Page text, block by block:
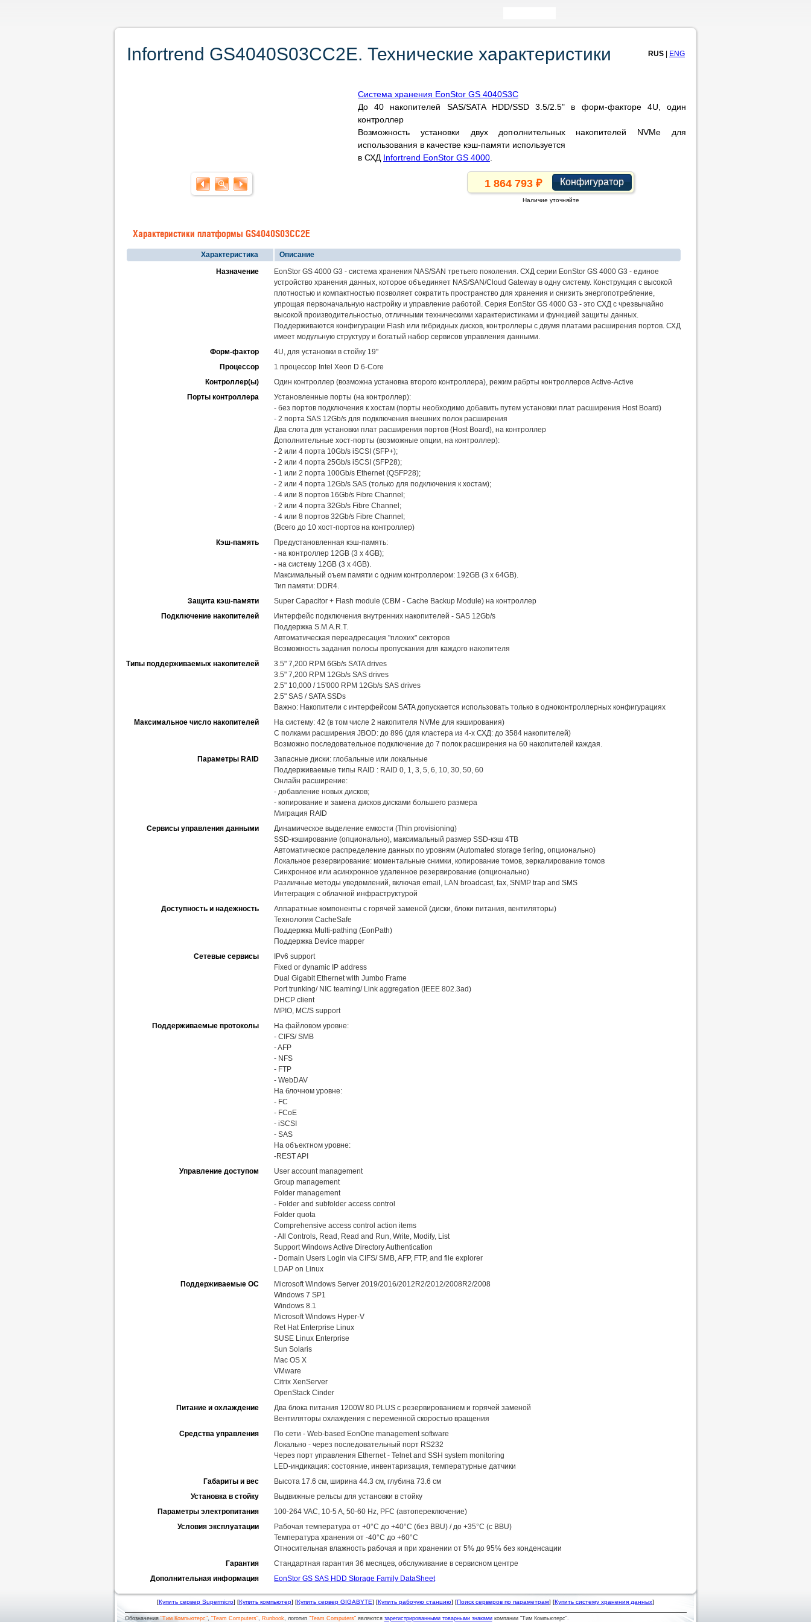
Infortrend GS4040S03CC2E. Технические характеристики RUS ENG
Система хранения EonStor GS 4040S3C
До 40 накопителей SAS/SATA HDD/SSD 3.5/2.5" в форм-факторе 4U, один
контроллер
Возможность установки двух дополнительных накопителей NVMe для
использования в качестве кэш-памяти используется
в СХД Infortrend EonStor GS 4000
Конфигуратор
Наличие уточняйте
Характеристики платформы GS4040S03CC2E
Характеристика
Описание
Назначение
EonStor GS 4000 G3 - система хранения NAS/SAN третьего поколения. СХД серии EonStor GS 4000 G3 - единое
устройство хранения данных, которое объединяет NAS/SAN/Cloud Gateway в одну систему. Конструкция с высокой
плотностью и компактностью позволяет сократить пространство для хранения и снизить энергопотребление,
упрощая первоначальную настройку и управление работой. Серия EonStor GS 4000 G3 - это СХД с чрезвычайно
высокой производительностью, отличными техническими характеристиками и функцией защиты данных.
Поддерживаются конфигурации Flash или гибридных дисков, контроллеры с двумя платами расширения портов. СХД
имеет модульную структуру и богатый набор сервисов управления данными.
Форм-фактор
4U, для установки в стойку 19"
Процессор
1 процессор Intel Xeon D 6-Core
Контроллер(ы)
Один контроллер (возможна установка второго контроллера), режим рабрты контроллеров Active-Active
Порты контроллера
Установленные порты (на контроллер):
- без портов подключения к хостам (порты необходимо добавить путем установки плат расширения Host Board)
- 2 порта SAS 12Gb/s для подключения внешних полок расширения
Два слота для установки плат расширения портов (Host Board), на контроллер
Дополнительные хост-порты (возможные опции, на контроллер):
- 2 или 4 порта 10Gb/s iSCSI (SFP+);
- 2 или 4 порта 25Gb/s iSCSI (SFP28);
- 1 или 2 порта 100Gb/s Ethernet (QSFP28);
- 2 или 4 порта 12Gb/s SAS (только для подключения к хостам);
- 4 или 8 портов 16Gb/s Fibre Channel;
- 2 или 4 порта 32Gb/s Fibre Channel;
- 4 или 8 портов 32Gb/s Fibre Channel;
(Всего до 10 хост-портов на контроллер)
Кэш-память
Предустановленная кэш-память:
- на контроллер 12GB (3 x 4GB);
- на систему 12GB (3 x 4GB).
Максимальный оъем памяти с одним контроллером: 192GB (3 x 64GB).
Тип памяти: DDR4.
Защита кэш-памяти
Super Capacitor + Flash module (CBM - Cache Backup Module) на контроллер
Подключение накопителей
Интерфейс подключения внутренних накопителей - SAS 12Gb/s
Поддержка S.M.A.R.T.
Автоматическая переадресация "плохих" секторов
Возможность задания полосы пропускания для каждого накопителя
Типы поддерживаемых накопителей
3.5" 7,200 RPM 6Gb/s SATA drives
3.5" 7,200 RPM 12Gb/s SAS drives
2.5" 10,000 / 15'000 RPM 12Gb/s SAS drives
2.5" SAS / SATA SSDs
Важно: Накопители с интерфейсом SATA допускается использовать только в одноконтроллерных конфигурациях
Максимальное число накопителей
На систему: 42 (в том числе 2 накопителя NVMe для кэширования)
С полками расширения JBOD: до 896 (для кластера из 4-х СХД: до 3584 накопителей)
Возможно последовательное подключение до 7 полок расширения на 60 накопителей каждая.
Параметры RAID
Запасные диски: глобальные или локальные
Поддерживаемые типы RAID : RAID 0, 1, 3, 5, 6, 10, 30, 50, 60
Онлайн расширение:
- добавление новых дисков;
- копирование и замена дисков дисками большего размера
Миграция RAID
Сервисы управления данными
Динамическое выделение емкости (Thin provisioning)
SSD-кэширование (опционально), максимальный размер SSD-кэш 4TB
Автоматическое распределение данных по уровням (Automated storage tiering, опционально)
Локальное резервирование: моментальные снимки, копирование томов, зеркалирование томов
Синхронное или асинхронное удаленное резервирование (опционально)
Различные методы уведомлений, включая email, LAN broadcast, fax, SNMP trap and SMS
Интеграция с облачной инфраструктурой
Доступность и надежность
Аппаратные компоненты с горячей заменой (диски, блоки питания, вентиляторы)
Технология CacheSafe
Поддержка Multi-pathing (EonPath)
Поддержка Device mapper
Сетевые сервисы
IPv6 support
Fixed or dynamic IP address
Dual Gigabit Ethernet with Jumbo Frame
Port trunking/ NIC teaming/ Link aggregation (IEEE 802.3ad)
DHCP client
MPIO, MC/S support
Поддерживаемые протоколы
На файловом уровне:
- CIFS/ SMB
- AFP
- NFS
- FTP
- WebDAV
На блочном уровне:
- FC
- FCoE
- iSCSI
- SAS
На объектном уровне:
-REST API
Управление доступом
User account management
Group management
Folder management
- Folder and subfolder access control
Folder quota
Comprehensive access control action items
- All Controls, Read, Read and Run, Write, Modify, List
Support Windows Active Directory Authentication
- Domain Users Login via CIFS/ SMB, AFP, FTP, and file explorer
LDAP on Linux
Поддерживаемые ОС
Microsoft Windows Server 2019/2016/2012R2/2012/2008R2/2008
Windows 7 SP1
Windows 8.1
Microsoft Windows Hyper-V
Ret Hat Enterprise Linux
SUSE Linux Enterprise
Sun Solaris
Mac OS X
VMware
Citrix XenServer
OpenStack Cinder
Питание и охлаждение
Два блока питания 1200W 80 PLUS с резервированием и горячей заменой
Вентиляторы охлаждения с переменной скоростью вращения
Средства управления
По сети - Web-based EonOne management software
Локально - через последовательный порт RS232
Через порт управления Ethernet - Telnet and SSH system monitoring
LED-индикация: состояние, инвентаризация, температурные датчики
Габариты и вес
Высота 17.6 см, ширина 44.3 см, глубина 73.6 см
Установка в стойку
Выдвижные рельсы для установки в стойку
Параметры электропитания
100-264 VAC, 10-5 A, 50-60 Hz, PFC (автопереключение)
Условия эксплуатации
Рабочая температура от +0°C до +40°C (без BBU) / до +35°C (с BBU)
Температура хранения от -40°C до +60°C
Относительная влажность рабочая и при хранении от 5% до 95% без конденсации
Гарантия
Стандартная гарантия 36 месяцев, обслуживание в сервисном центре
Дополнительная информация
EonStor GS SAS HDD Storage Family DataSheet
[Купить сервер Supermicro] [Купить компьютер] [Купить сервер GIGABYTE] [Купить рабочую станцию] [Поиск серверов по параметрам] [Купить систему хранения данных]
Обозначения"Тим Компьютерс", "Team Computers", Runbook, логотип "Team Computers"являются зарегистрированными товарными знакамикомпании "Тим Компьютерс".